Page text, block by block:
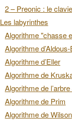
2 – Preonic : le
Les labyrinthes
Algorithme "chasse
Algorithme
Algorithme d’Eller
Algorithme de
Algorithme de
Algorithme de Prim
Algorithme de Wilson